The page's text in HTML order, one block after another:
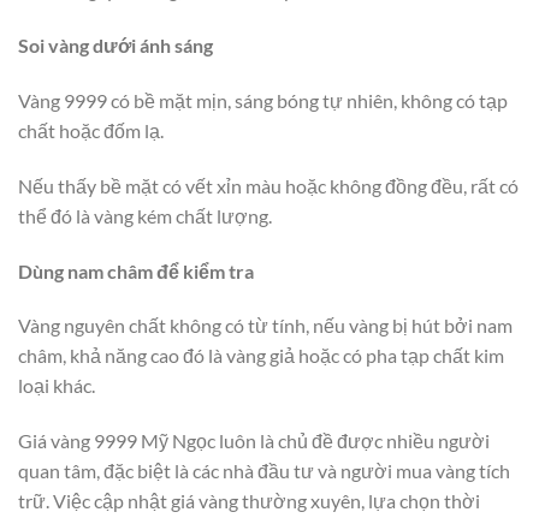
Soi vàng dưới ánh sáng
Vàng 9999 có bề mặt mịn, sáng bóng tự nhiên, không có tạp
chất hoặc đốm lạ.
Nếu thấy bề mặt có vết xỉn màu hoặc không đồng đều, rất có
thể đó là vàng kém chất lượng.
Dùng nam châm để kiểm tra
Vàng nguyên chất không có từ tính, nếu vàng bị hút bởi nam
châm, khả năng cao đó là vàng giả hoặc có pha tạp chất kim
loại khác.
Giá vàng 9999 Mỹ Ngọc luôn là chủ đề được nhiều người
quan tâm, đặc biệt là các nhà đầu tư và người mua vàng tích
trữ. Việc cập nhật giá vàng thường xuyên, lựa chọn thời